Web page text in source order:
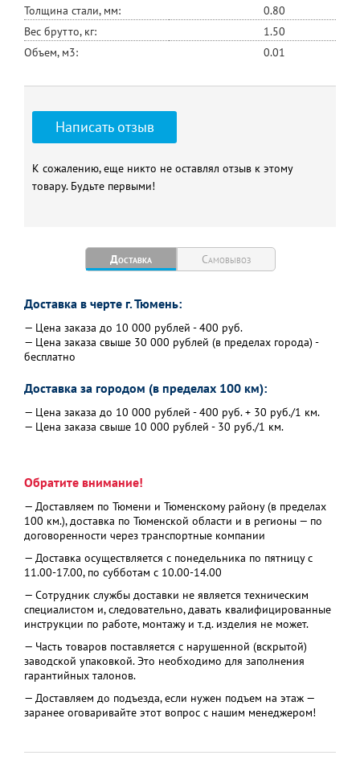
Толщина стали, мм:
0.80
Вес брутто, кг:
1.50
Объем, м3:
0.01
Написать отзыв
К сожалению, еще никто не оставлял отзыв к этому
товару. Будьте первыми!
Доставка Самовывоз
Доставка в черте г. Тюмень:
— Цена заказа до 10 000 рублей - 400 руб.
— Цена заказа свыше 30 000 рублей (в пределах города) -
бесплатно
Доставка за городом (в пределах 100 км):
— Цена заказа до 10 000 рублей - 400 руб. + 30 руб./1 км.
— Цена заказа свыше 10 000 рублей - 30 руб./1 км.
Обратите внимание!
— Доставляем по Тюмени и Тюменскому району (в пределах
100 км.), доставка по Тюменской области и в регионы — по
договоренности через транспортные компании
— Доставка осуществляется с понедельника по пятницу с
11.00-17.00, по субботам с 10.00-14.00
— Сотрудник службы доставки не является техническим
специалистом и, следовательно, давать квалифицированные
инструкции по работе, монтажу и т.д. изделия не может.
— Часть товаров поставляется с нарушенной (вскрытой)
заводской упаковкой. Это необходимо для заполнения
гарантийных талонов.
— Доставляем до подъезда, если нужен подъем на этаж —
заранее оговаривайте этот вопрос с нашим менеджером!